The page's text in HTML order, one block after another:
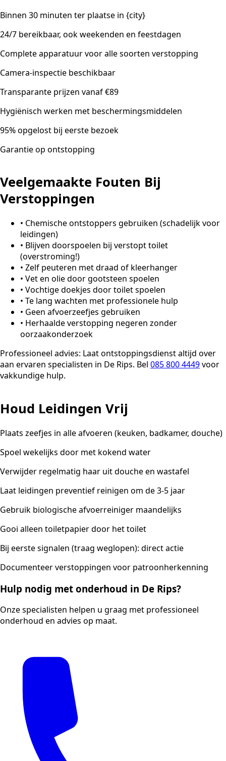
Binnen 30 minuten ter plaatse in {city}
24/7 bereikbaar, ook weekenden en feestdagen
Complete apparatuur voor alle soorten verstopping
Camera-inspectie beschikbaar
Transparante prijzen vanaf €89
Hygiënisch werken met beschermingsmiddelen
95% opgelost bij eerste bezoek
Garantie op ontstopping
Veelgemaakte Fouten Bij
Verstoppingen
• Chemische ontstoppers gebruiken (schadelijk voor
leidingen)
• Blijven doorspoelen bij verstopt toilet
(overstroming!)
• Zelf peuteren met draad of kleerhanger
• Vet en olie door gootsteen spoelen
• Vochtige doekjes door toilet spoelen
• Te lang wachten met professionele hulp
• Geen afvoerzeefjes gebruiken
• Herhaalde verstopping negeren zonder
oorzaakonderzoek
Professioneel advies: Laat ontstoppingsdienst altijd over
aan ervaren specialisten in De Rips. Bel 085 800 4449voor
vakkundige hulp.
Houd Leidingen Vrij
Plaats zeefjes in alle afvoeren (keuken, badkamer, douche)
Spoel wekelijks door met kokend water
Verwijder regelmatig haar uit douche en wastafel
Laat leidingen preventief reinigen om de 3-5 jaar
Gebruik biologische afvoerreiniger maandelijks
Gooi alleen toiletpapier door het toilet
Bij eerste signalen (traag weglopen): direct actie
Documenteer verstoppingen voor patroonherkenning
Hulp nodig met onderhoud in De Rips?
Onze specialisten helpen u graag met professioneel
onderhoud en advies op maat.